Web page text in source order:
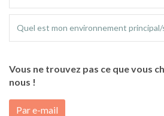
Quel est mon environnement principal/
Vous ne trouvez pas ce que vous
nous !
Par e-mail